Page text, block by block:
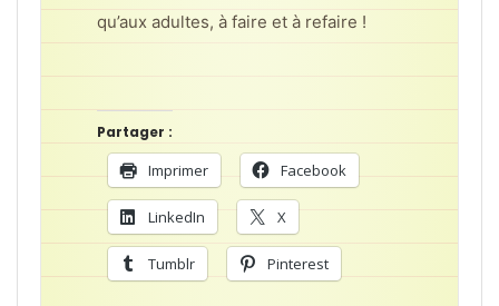
qu’aux adultes, à faire et à refaire !
Partager :
Imprimer Facebook
LinkedIn X
Tumblr Pinterest